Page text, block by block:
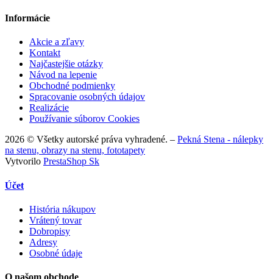
Informácie
Akcie a zľavy
Kontakt
Najčastejšie otázky
Návod na lepenie
Obchodné podmienky
Spracovanie osobných údajov
Realizácie
Používanie súborov Cookies
2026 © Všetky autorské práva vyhradené. – Pekná Stena - nálepky
na stenu, obrazy na stenu, fototapety
Vytvorilo PrestaShop Sk
Účet
História nákupov
Vrátený tovar
Dobropisy
Adresy
Osobné údaje